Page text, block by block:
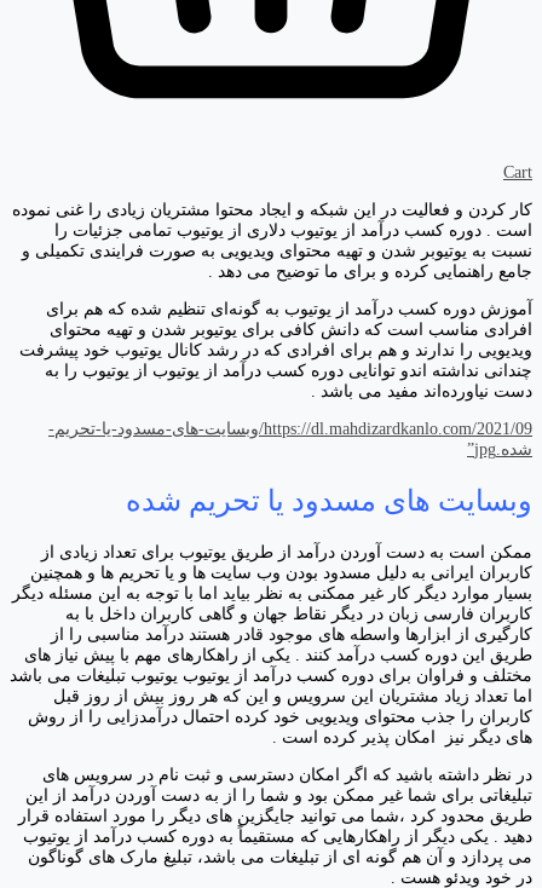
Cart
کار کردن و فعالیت در این شبکه و ایجاد محتوا مشتریان زیادی را غنی نموده
است . دوره کسب درآمد از یوتیوب دلاری از یوتیوب تمامی جزئیات را
نسبت به یوتیوبر شدن و تهیه محتوای ویدیویی به صورت فرایندی تکمیلی و
جامع راهنمایی کرده و برای ما توضیح می دهد .
آموزش دوره کسب درآمد از یوتیوب به گونه‌ای تنظیم شده که هم برای
افرادی مناسب است که دانش کافی برای یوتیوبر شدن و تهیه محتوای
ویدیویی را ندارند و هم برای افرادی که در رشد کانال یوتیوب خود پیشرفت
چندانی نداشته اندو توانایی دوره کسب درآمد از یوتیوب از یوتیوب را به
دست نیاورده‌اند مفید می باشد .
https://dl.mahdizardkanlo.com/2021/09/وبسایت-های-مسدود-یا-تحریم-
شده.jpg”
وبسایت های مسدود یا تحریم شده
ممکن است به دست آوردن درآمد از طریق یوتیوب برای تعداد زیادی از
کاربران ایرانی به دلیل مسدود بودن وب سایت ها و یا تحریم ها و همچنین
بسیار موارد دیگر کار غیر ممکنی به نظر بیاید اما با توجه به این مسئله دیگر
کاربران فارسی زبان در دیگر نقاط جهان و گاهی کاربران داخل با به
کارگیری از ابزارها واسطه های موجود قادر هستند درآمد مناسبی را از
طریق این دوره کسب درآمد کنند . یکی از راهکارهای مهم با پیش نیاز های
مختلف و فراوان برای دوره کسب درآمد از یوتیوب یوتیوب تبلیغات می باشد
اما تعداد زیاد مشتریان این سرویس و این که هر روز بیش از روز قبل
کاربران را جذب محتوای ویدیویی خود کرده احتمال درآمدزایی را از روش
های دیگر نیز امکان پذیر کرده است .
در نظر داشته باشید که اگر امکان دسترسی و ثبت نام در سرویس های
تبلیغاتی برای شما غیر ممکن بود و شما را از به دست آوردن درآمد از این
طریق محدود کرد ،شما می توانید جایگزین های دیگر را مورد استفاده قرار
دهید . یکی دیگر از راهکارهایی که مستقیماً به دوره کسب درآمد از یوتیوب
می پردازد و آن هم گونه ای از تبلیغات می باشد، تبلیغ مارک های گوناگون
در خود ویدئو هست .